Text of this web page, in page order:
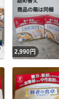
いいね！
2,990円